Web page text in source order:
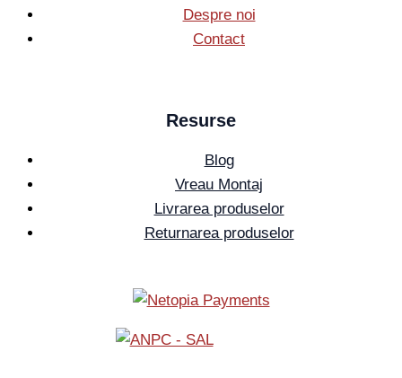
Despre noi
Contact
Resurse
Blog
Vreau Montaj
Livrarea produselor
Returnarea produselor